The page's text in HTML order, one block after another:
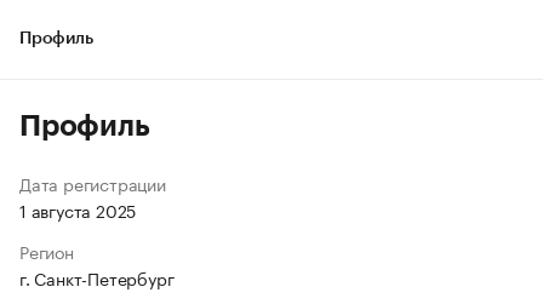
Профиль
Профиль
Дата регистрации
1 августа 2025
Регион
г. Санкт-Петербург